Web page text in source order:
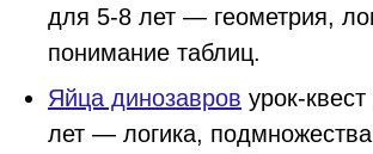
для 5-8 лет — геометрия,
понимание таблиц.
Яйца динозавров урок-
лет — логика,